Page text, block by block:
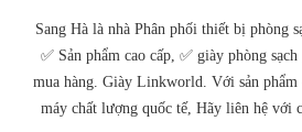
Sang Hà là nhà Phân phối thiết bị phòng
✅ Sản phẩm cao cấp, ✅ giày phòng
mua hàng. Giày Linkworld. Với sản phẩm
máy chất lượng quốc tế, Hãy liên hệ với